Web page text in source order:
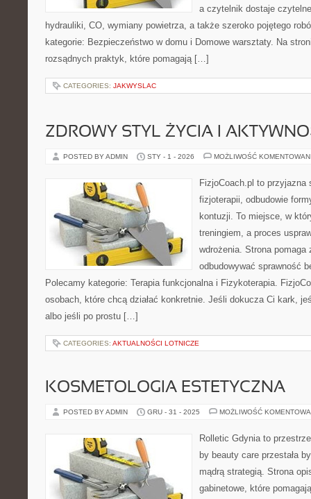
a czytelnik dostaje
hydrauliki, CO, wymiany powietrza, a także szeroko pojętego
kategorie: Bezpieczeństwo w domu i Domowe warsztaty. Na
rozsądnych praktyk, które pomagają […]
CATEGORIES: JAKWYSLAC
ZDROWY STYL ŻYCIA I
POSTED BY ADMIN STY - 1 - 2026 MOŻLIWOŚĆ
FizjoCoach.pl to przyjazna
fizjoterapii, odbudowie
kontuzji. To miejsce, w
treningiem, a proces
wdrożenia. Strona pomaga
odbudowywać sprawność
Polecamy kategorie: Terapia funkcjonalna i Fizykoterapia.
osobach, które chcą działać konkretnie. Jeśli dokucza Ci kark,
albo jeśli po prostu […]
CATEGORIES: AKTUALNOŚCI LOTNICZE
KOSMETOLOGIA ESTETYCZNA
POSTED BY ADMIN GRU - 31 - 2025 MOŻLIWOŚĆ
Rolletic Gdynia to
by beauty care przestała
mądrą strategią. Strona
gabinetowe, które